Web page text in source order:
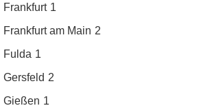
Frankfurt 1
Frankfurt am Main 2
Fulda 1
Gersfeld 2
Gießen 1